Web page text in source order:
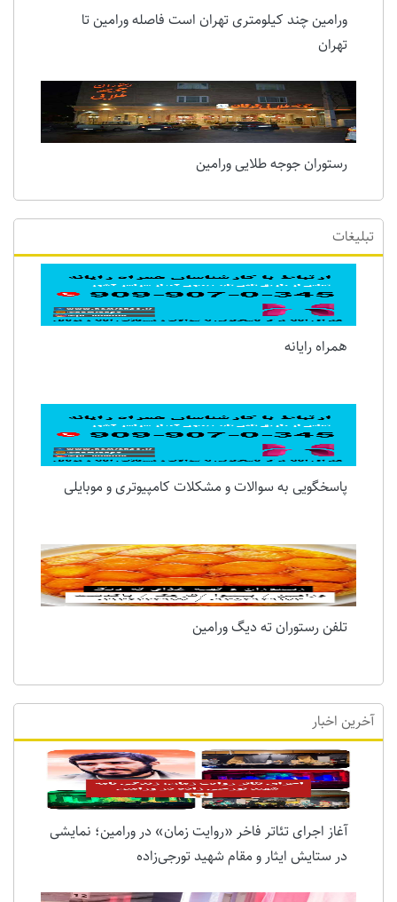
ورامین چند کیلومتری تهران است فاصله ورامین تا
تهران
رستوران جوجه طلایی ورامین
تبلیغات
همراه رایانه
پاسخگویی به سوالات و مشکلات کامپیوتری و موبایلی
تلفن رستوران ته دیگ ورامین
آخرین اخبار
آغاز اجرای تئاتر فاخر «روایت زمان» در ورامین؛ نمایشی
در ستایش ایثار و مقام شهید تورجی‌زاده